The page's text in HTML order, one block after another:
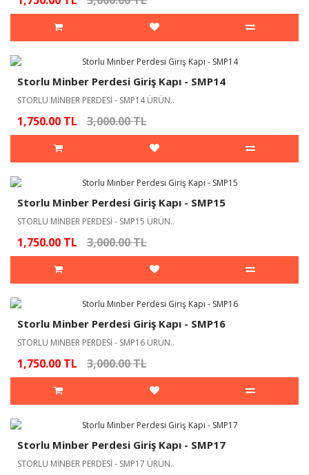
Storlu Minber Perdesi Giriş Kapı - SMP14
STORLU MİNBER PERDESİ - SMP14 ÜRÜN..
1,750.00 TL 3,000.00 TL
Storlu Minber Perdesi Giriş Kapı - SMP15
STORLU MİNBER PERDESİ - SMP15 ÜRÜN..
1,750.00 TL 3,000.00 TL
Storlu Minber Perdesi Giriş Kapı - SMP16
STORLU MİNBER PERDESİ - SMP16 ÜRÜN..
1,750.00 TL 3,000.00 TL
Storlu Minber Perdesi Giriş Kapı - SMP17
STORLU MİNBER PERDESİ - SMP17 ÜRÜN..